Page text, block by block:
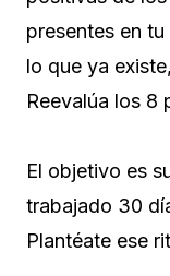
presentes en
lo que ya
Reevalúa los 8
El objetivo es
trabajado 30
Plantéate ese